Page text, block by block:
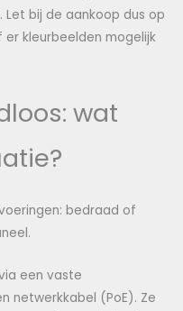
bij de aankoop dus op
kleurbeelden mogelijk
wat
bedraad of
een vaste
netwerkkabel (PoE). Ze